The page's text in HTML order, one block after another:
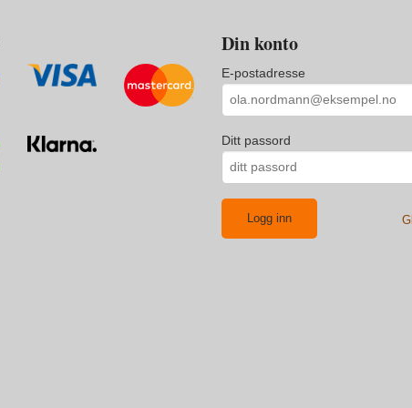
Din konto
E-postadresse
Ditt passord